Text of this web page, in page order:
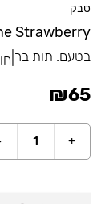
טבק
Strawberry
בטעם: תות בר
₪65
+
1